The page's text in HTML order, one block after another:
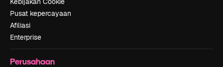
Pusat kepercayaan
Afiliasi
Enterprise
Perusahaan